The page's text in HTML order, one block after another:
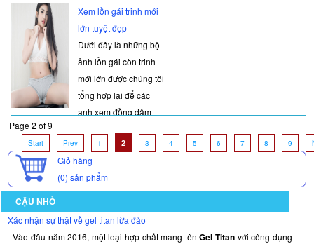
gửi những câu hỏi
xung quanh vấn đề sử
dụng maral gel có tốt
không? Tác dụng của
maral gel ra sao?
Cách sử d�
Xem lồn gái trinh mới
lớn tuyệt đẹp
Dưới đây là những bộ
ảnh lồn gái còn trinh
mới lớn được chúng tôi
tổng hợp lại để các
anh xem đồng dâm
chưa biết được mở
rộng tầm mắt của mình
Sau đây chúng ta cùng
bộ ảnh lồn gái còn
trinh mới lớn tuyệt đẹp
Page 2 of 9
Start Prev 1 2 3 4 5 6 7 8 9
Giỏ hàng
(0) sản phẩm
CẬU NHỎ
Xác nhận sự thật về gel titan lừa đảo
Vào đầu năm 2016, một loại hợp chất mang tênGel Titanvới công dụng